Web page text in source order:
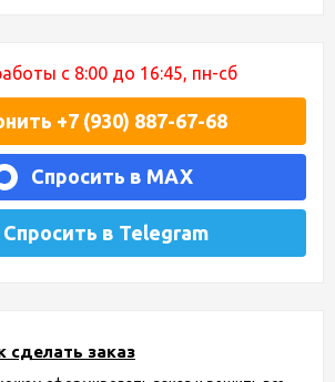
с 8:00 до 16:45, пн-сб
+7 (930) 887-67-68
Спросить в MAX
Спросить в Telegram
сделать заказ